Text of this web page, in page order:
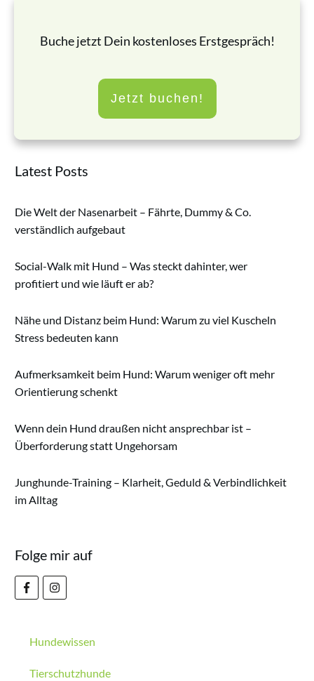
Buche jetzt Dein kostenloses Erstgespräch!
Jetzt buchen!
Latest Posts
Die Welt der Nasenarbeit – Fährte, Dummy & Co.
verständlich aufgebaut
Social-Walk mit Hund – Was steckt dahinter, wer
profitiert und wie läuft er ab?
Nähe und Distanz beim Hund: Warum zu viel Kuscheln
Stress bedeuten kann
Aufmerksamkeit beim Hund: Warum weniger oft mehr
Orientierung schenkt
Wenn dein Hund draußen nicht ansprechbar ist –
Überforderung statt Ungehorsam
Junghunde-Training – Klarheit, Geduld & Verbindlichkeit
im Alltag
Folge mir auf
Hundewissen
Tierschutzhunde